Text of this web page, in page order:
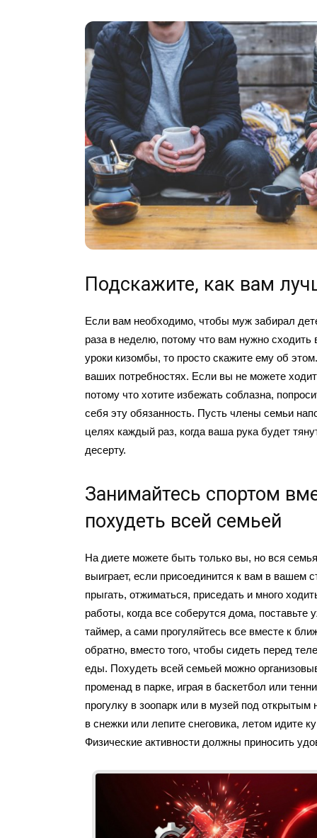
Подскажите, как вам
Если вам необходимо, чтобы муж забирал
раза в неделю, потому что вам нужно сходить
уроки кизомбы, то просто скажите ему об
ваших потребностях. Если вы не можете
потому что хотите избежать соблазна,
себя эту обязанность. Пусть члены семьи
целях каждый раз, когда ваша рука будет
десерту.
Занимайтесь спортом
похудеть всей семьей
На диете можете быть только вы, но вся
выиграет, если присоединится к вам в вашем
прыгать, отжиматься, приседать и много
работы, когда все соберутся дома, поставьте
таймер, а сами прогуляйтесь все вместе к
обратно, вместо того, чтобы сидеть перед
еды. Похудеть всей семьей можно
променад в парке, играя в баскетбол или
прогулку в зоопарк или в музей под открытым
в снежки или лепите снеговика, летом идите
Физические активности должны приносить